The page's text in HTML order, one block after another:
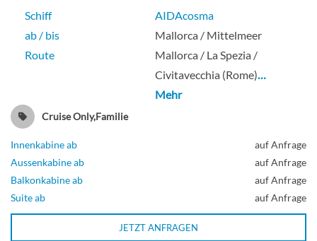
Veranda cabin comfort-[VA]
Deck 10
Balkonkabine
Veranda cabin comfort-[VB]
Schiff
AIDAcosma
ab / bis
Mallorca / Mittelmeer
Route
Mallorca / La Spezia /
Civitavecchia (Rome)…
Mehr
Cruise Only,Familie
Innenkabine ab
auf Anfrage
Aussenkabine ab
auf Anfrage
Balkonkabine ab
auf Anfrage
Suite ab
auf Anfrage
JETZT ANFRAGEN